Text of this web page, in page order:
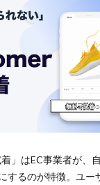
」はEC事業者が、
するのが特徴。ユー